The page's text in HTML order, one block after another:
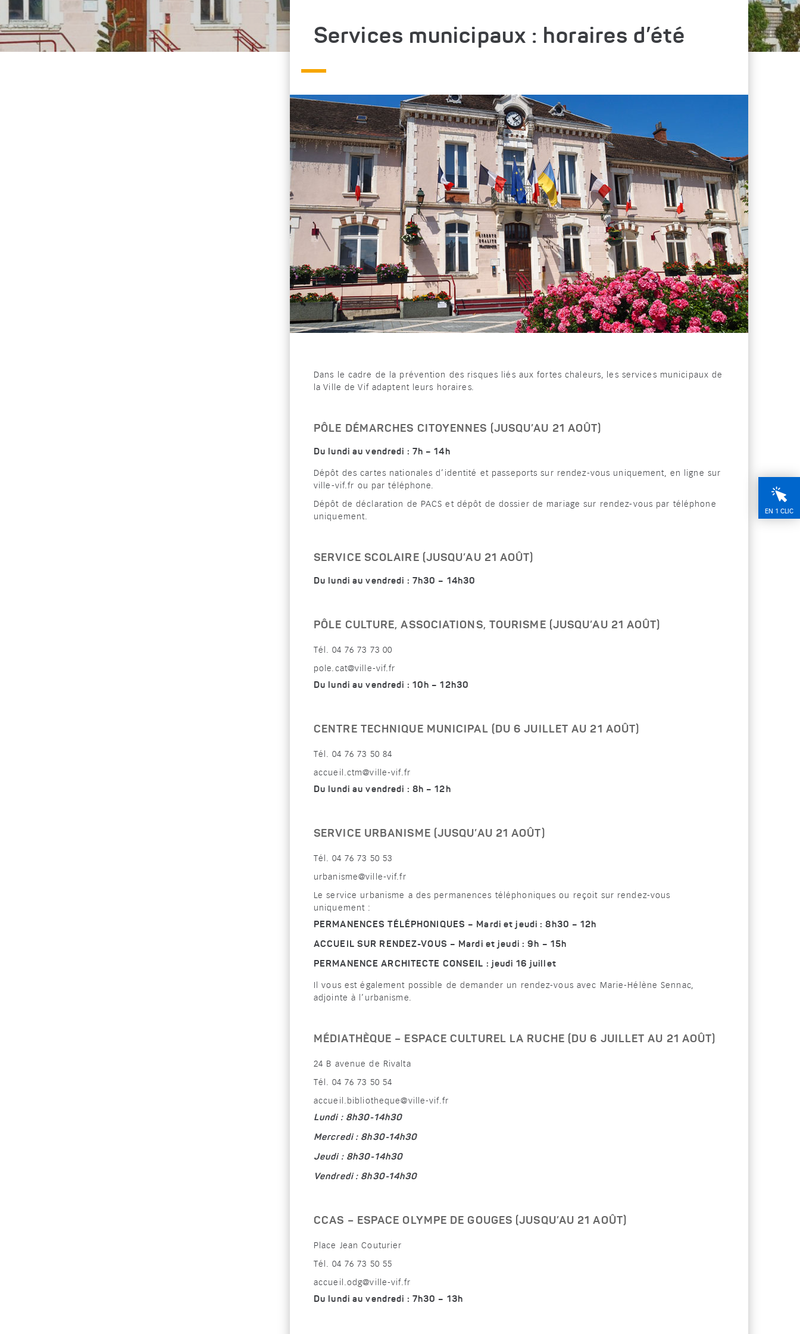
EN 1 CLIC
Services municipaux : horaires d’été
Dans le cadre de la prévention des risques liés aux fortes chaleurs, les services municipaux de
la Ville de Vif adaptent leurs horaires.
PÔLE DÉMARCHES CITOYENNES (JUSQU’AU 21 AOÛT)
Du lundi au vendredi : 7h – 14h
Dépôt des cartes nationales d’identité et passeports sur rendez-vous uniquement, en ligne sur
ville-vif.fr ou par téléphone.
Dépôt de déclaration de PACS et dépôt de dossier de mariage sur rendez-vous par téléphone
uniquement.
SERVICE SCOLAIRE (JUSQU’AU 21 AOÛT)
Du lundi au vendredi : 7h30 – 14h30
PÔLE CULTURE, ASSOCIATIONS, TOURISME (JUSQU’AU 21 AOÛT)
Tél. 04 76 73 73 00
pole.cat@ville-vif.fr
Du lundi au vendredi : 10h – 12h30
CENTRE TECHNIQUE MUNICIPAL (DU 6 JUILLET AU 21 AOÛT)
Tél. 04 76 73 50 84
accueil.ctm@ville-vif.fr
Du lundi au vendredi : 8h – 12h
SERVICE URBANISME (JUSQU’AU 21 AOÛT)
Tél. 04 76 73 50 53
urbanisme@ville-vif.fr
Le service urbanisme a des permanences téléphoniques ou reçoit sur rendez-vous
uniquement :
PERMANENCES TÉLÉPHONIQUES – Mardi et jeudi : 8h30 – 12h
ACCUEIL SUR RENDEZ-VOUS – Mardi et jeudi : 9h – 15h
PERMANENCE ARCHITECTE CONSEIL : jeudi 16 juillet
Il vous est également possible de demander un rendez-vous avec Marie-Hélène Sennac,
adjointe à l’urbanisme.
MÉDIATHÈQUE – ESPACE CULTUREL LA RUCHE (DU 6 JUILLET AU 21 AOÛT)
24 B avenue de Rivalta
Tél. 04 76 73 50 54
accueil.bibliotheque@ville-vif.fr
Lundi : 8h30-14h30
Mercredi : 8h30-14h30
Jeudi : 8h30-14h30
Vendredi : 8h30-14h30
CCAS – ESPACE OLYMPE DE GOUGES (JUSQU’AU 21 AOÛT)
Place Jean Couturier
Tél. 04 76 73 50 55
accueil.odg@ville-vif.fr
Du lundi au vendredi : 7h30 – 13h